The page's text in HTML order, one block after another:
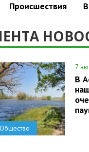
Происшествия
Общество
7
В